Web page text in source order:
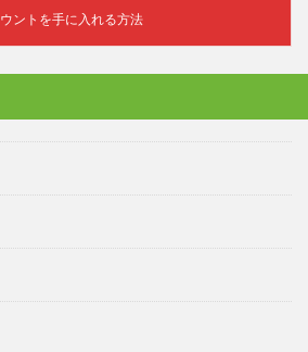
ントを手に入れる方法